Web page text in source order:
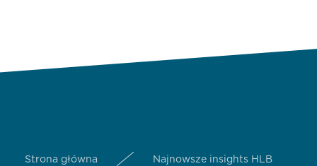
Strona główna
Najnowsze insights HLB